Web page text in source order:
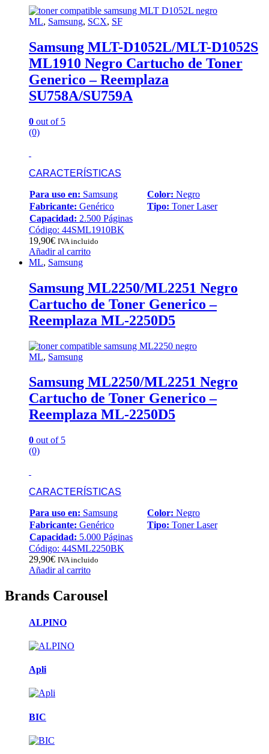
ML, Samsung, SCX, SF
Samsung MLT-D1052L/MLT-D1052S
ML1910 Negro Cartucho de Toner
Generico – Reemplaza
SU758A/SU759A
0 out of 5
(0)
CARACTERÍSTICAS
Para uso en: Samsung Color: Negro
Fabricante: Genérico Tipo: Toner Laser
Capacidad: 2.500 Páginas
Código: 44SML1910BK
19,90€ IVA incluido
Añadir al carrito
ML, Samsung
Samsung ML2250/ML2251 Negro
Cartucho de Toner Generico –
Reemplaza ML-2250D5
ML, Samsung
Samsung ML2250/ML2251 Negro
Cartucho de Toner Generico –
Reemplaza ML-2250D5
0 out of 5
(0)
CARACTERÍSTICAS
Para uso en: Samsung Color: Negro
Fabricante: Genérico Tipo: Toner Laser
Capacidad: 5.000 Páginas
Código: 44SML2250BK
29,90€ IVA incluido
Añadir al carrito
Brands Carousel
ALPINO
Apli
BIC